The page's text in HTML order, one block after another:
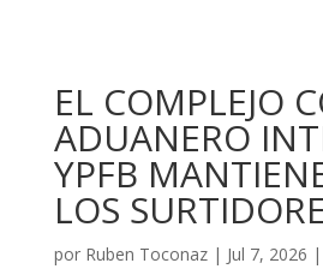
EL COMPLEJO
ADUANERO
YPFB
LOS
por Ruben Toconaz| Jul 7, 2026 |